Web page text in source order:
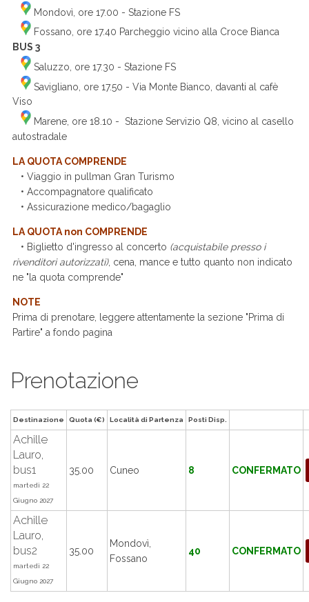
Mondovì, ore 17.00 - Stazione FS
Fossano, ore 17.40 Parcheggio vicino alla Croce Bianca
BUS 3
Saluzzo, ore 17.30 - Stazione FS
Savigliano, ore 17.50 - Via Monte Bianco, davanti al cafè
Viso
Marene, ore 18.10 - Stazione Servizio Q8, vicino al casello
autostradale
LA QUOTA COMPRENDE
• Viaggio in pullman Gran Turismo
• Accompagnatore qualificato
• Assicurazione medico/bagaglio
LA QUOTA non COMPRENDE
• Biglietto d'ingresso al concerto (acquistabile presso i
rivenditori autorizzati), cena, mance e tutto quanto non indicato
ne "la quota comprende"
NOTE
Prima di prenotare, leggere attentamente la sezione "Prima di
Partire" a fondo pagina
Prenotazione
Destinazione Quota (€) Località di Partenza Posti Disp.
Achille
Lauro,
bus1
martedì 22
Giugno 2027
35.00 Cuneo 8 CONFERMATO
Achille
Lauro,
bus2
martedì 22
Giugno 2027
35.00
Mondovì,
Fossano
40 CONFERMATO